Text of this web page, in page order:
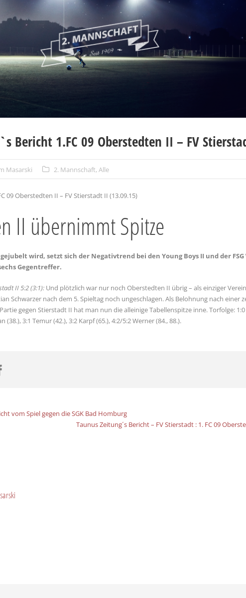
Bericht 1.FC 09 Oberstedten II – FV
Masarski 2. Mannschaft, Alle
09 Oberstedten II – FV Stierstadt II (13.09.15)
II übernimmt Spitze
wird, setzt sich der Negativtrend bei den Young Boys II und der FSG
Gegentreffer.
II 5:2 (3:1): Und plötzlich war nur noch Oberstedten II übrig – als einziger
Schwarzer nach dem 5. Spieltag noch ungeschlagen. Als Belohnung nach einer
gegen Stierstadt II hat man nun die alleinige Tabellenspitze inne. Torfolge:
(38.), 3:1 Temur (42.), 3:2 Karpf (65.), 4:2/5:2 Werner (84., 88.).
vom Spiel gegen die SGK Bad Homburg
Taunus Zeitung´s Bericht – FV Stierstadt : 1. FC 09